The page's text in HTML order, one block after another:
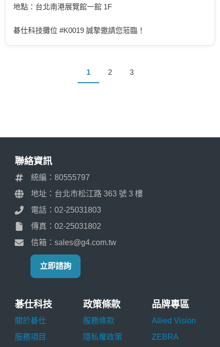
地點：台北南港展覽館一館 1F
碁仕科技攤位 #K0019 誠摯邀請您蒞臨！
1 2 3
聯絡資訊
統編：80555797
地址：台北市松江路 363 號 3 樓
電話：02-25031803
傳真：02-25031802
信箱：sales@g4.com.tw
立即諮詢
碁仕科技
關於碁仕
服務項目
政策條款
服務條款
隱私權政策
品牌專區
Allied Vision
ZEBRA